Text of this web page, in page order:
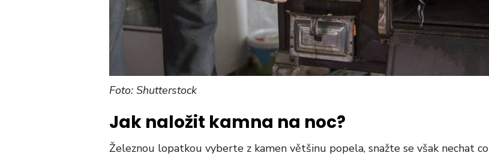
Foto: Shutterstock
Jak naložit kamna na noc?
Železnou lopatkou vyberte z kamen většinu popela, snažte se však nechat co